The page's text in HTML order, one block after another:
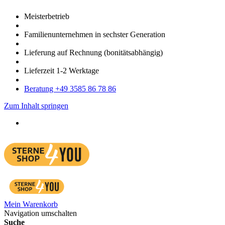
Meister­betrieb
Familien­unter­nehmen in sechster Gene­ration
Lieferung auf Rech­nung (bonitätsabhängig)
Liefer­zeit 1-2 Werk­tage
Bera­tung +49 3585 86 78 86
Zum Inhalt springen
Mein Warenkorb
Navigation umschalten
Suche